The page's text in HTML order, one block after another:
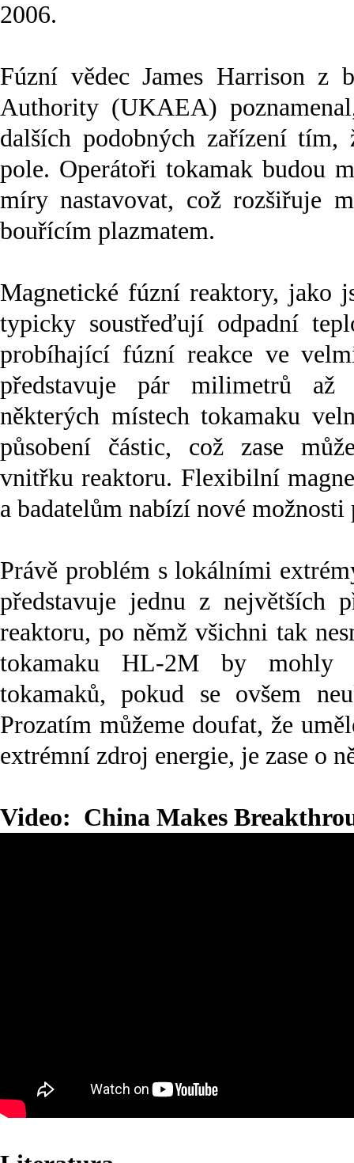
2006.
Fúzní vědec James Harrison z
Authority (UKAEA)
dalších podobných zařízení
pole. Operátoři tokamak budou
míry nastavovat, což rozšiřuje
bouřícím plazmatem.
Magnetické fúzní reaktory, jako
typicky soustřeďují odpadní
probíhající fúzní reakce ve
představuje pár milimetrů až
některých místech tokamaku
působení částic, což zase
vnitřku reaktoru. Flexibilní
a badatelům nabízí nové
Právě problém s lokálními
představuje jednu z největších
reaktoru, po němž všichni tak
tokamaku HL-2M by mohly
tokamaků, pokud se ovšem
Prozatím můžeme doufat, že
extrémní zdroj energie, je zase o
Video: China Makes